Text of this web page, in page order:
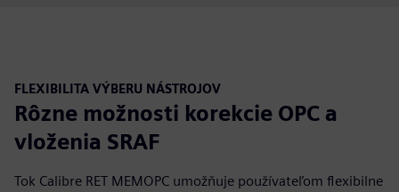
FLEXIBILITA VÝBERU NÁSTROJOV
Rôzne možnosti korekcie OPC a
vloženia SRAF
Tok Calibre RET MEMOPC umožňuje používateľom flexibilne